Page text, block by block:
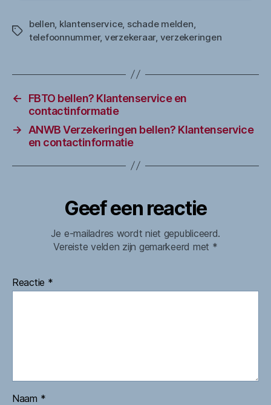
Tags
bellen klantenservice, schade melden
telefoonnummer, verzekeraar, verzekeringen
←
FBTO bellen? Klantenservice en
contactinformatie
→
ANWB Verzekeringen bellen? Klantenservice
en contactinformatie
Geef een reactie
Je e-mailadres wordt niet gepubliceerd.
Vereiste velden zijn gemarkeerd met *
Reactie *
Naam *